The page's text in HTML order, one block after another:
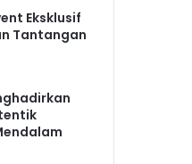
Eksklusif
Tantangan